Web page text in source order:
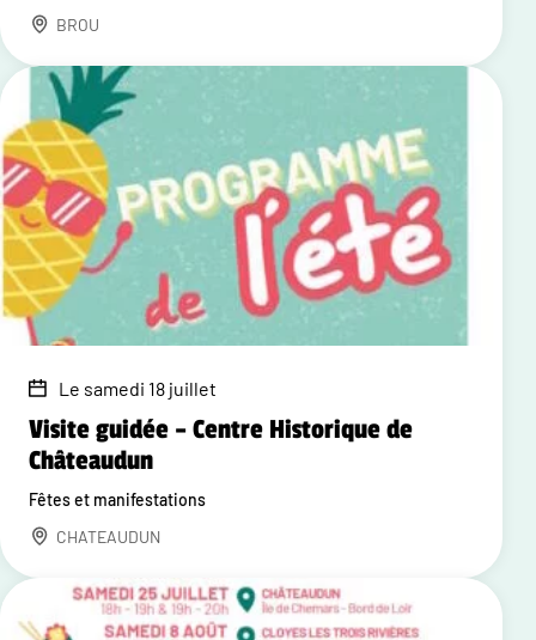
BROU
Le samedi 18 juillet
Visite guidée – Centre Historique de
Châteaudun
Fêtes et manifestations
CHATEAUDUN